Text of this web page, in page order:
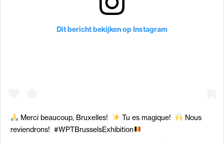
Dit bericht bekijken op Instagram
Merci beaucoup, Bruxelles! ‬ ‪ Tu es magique! ‬ ‪
Nous
reviendrons! ‬ ‪#WPTBrusselsExhibition